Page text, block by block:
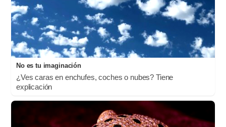
No es tu imaginación
¿Ves caras en enchufes, coches o nubes? Tiene
explicación